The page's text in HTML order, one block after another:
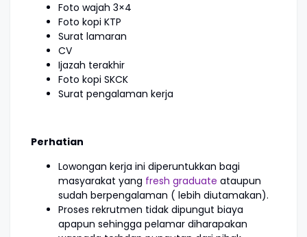
Foto wajah 3×4
Foto kopi KTP
Surat lamaran
CV
Ijazah terakhir
Foto kopi SKCK
Surat pengalaman kerja
Perhatian
Lowongan kerja ini diperuntukkan bagi
masyarakat yang fresh graduate ataupun
sudah berpengalaman ( lebih diutamakan).
Proses rekrutmen tidak dipungut biaya
apapun sehingga pelamar diharapakan